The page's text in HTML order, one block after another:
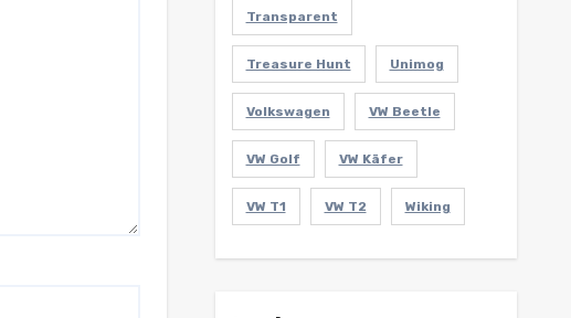
Transparent
Treasure Hunt Unimog
Volkswagen VW Beetle
VW Golf VW Käfer
VW T1 VW T2 Wiking